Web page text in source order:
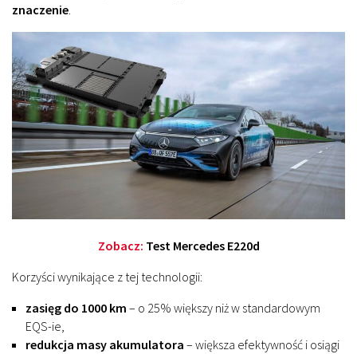
znaczenie
Zobacz: Test Mercedes E220d
Korzyści wynikające z tej technologii:
zasięg do 1000 km – o 25% większy niż w standardowym
EQS-ie,
redukcja masy akumulatora – większa efektywność i osiągi